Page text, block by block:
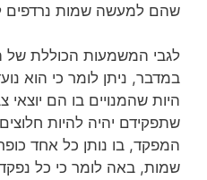
שהם למעשה שמות נרדפים
לגבי המשמעות הכוללת
במדבר, ניתן לומר כי הוא
היות שהמנויים בו הם
שתפקידם יהיה להיות
המפקד, בו נותן כל אחד
שמות, באה לומר כי כל